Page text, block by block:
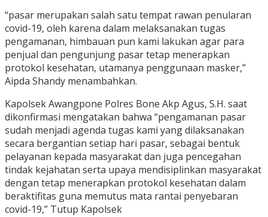
“pasar merupakan salah satu tempat rawan penularan
covid-19, oleh karena dalam melaksanakan tugas
pengamanan, himbauan pun kami lakukan agar para
penjual dan pengunjung pasar tetap menerapkan
protokol kesehatan, utamanya penggunaan masker,”
Aipda Shandy menambahkan.
Kapolsek Awangpone Polres Bone Akp Agus, S.H. saat
dikonfirmasi mengatakan bahwa “pengamanan pasar
sudah menjadi agenda tugas kami yang dilaksanakan
secara bergantian setiap hari pasar, sebagai bentuk
pelayanan kepada masyarakat dan juga pencegahan
tindak kejahatan serta upaya mendisiplinkan masyarakat
dengan tetap menerapkan protokol kesehatan dalam
beraktifitas guna memutus mata rantai penyebaran
covid-19,” Tutup Kapolsek